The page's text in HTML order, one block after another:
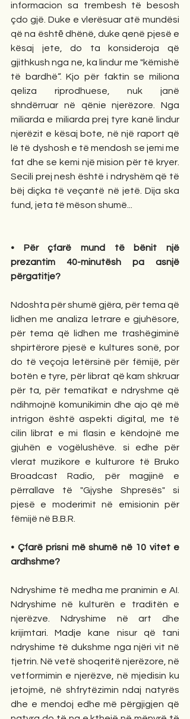
informacion sa trembesh të besosh
çdo gjë. Duke e vlerësuar atë mundësi
që na ështē dhënë, duke qenë pjesë e
kësaj jete, do ta konsideroja që
gjithkush nga ne, ka lindur me "këmishë
të bardhë“. Kjo për faktin se miliona
qeliza riprodhuese, nuk janë
shndërruar në qënie njerëzore. Nga
miliarda e miliarda prej tyre kanë lindur
njerëzit e kësaj bote, në një raport që
lë të dyshosh e të mendosh se jemi me
fat dhe se kemi një mision për të kryer.
Secili prej nesh është i ndryshëm që të
bëj diçka të veçantë në jetë. Dija ska
fund, jeta të mëson shumë...
• Për çfarë mund të bënit një
prezantim 40-minutësh pa asnjë
përgatitje?
Ndoshta për shumë gjëra, për tema që
lidhen me analiza letrare e gjuhësore,
për tema që lidhen me trashëgiminë
shpirtërore pjesë e kultures sonë, por
do të veçoja letërsinë për fëmijë, për
botën e tyre, për librat që kam shkruar
për ta, për tematikat e ndryshme që
ndihmojnë komunikimin dhe ajo që më
intrigon është aspekti digital, me të
cilin librat e mi flasin e këndojnë me
gjuhën e vogëlushëve. si edhe për
vlerat muzikore e kulturore të Bruko
Broadcast Radio, për magjinë e
përrallave të "Gjyshe Shpresës" si
pjesë e moderimit në emisionin për
fëmijë në B.B.R.
• Çfarë prisni më shumë në 10 vitet e
ardhshme?
Ndryshime të medha me pranimin e AI.
Ndryshime në kulturën e traditën e
njerëzve. Ndryshime në art dhe
krijimtari. Madje kane nisur që tani
ndryshime të dukshme nga njëri vit në
tjetrin. Në vetë shoqeritë njerëzore, në
vetformimin e njerëzve, në mjedisin ku
jetojmë, në shfrytëzimin ndaj natyrës
dhe e mendoj edhe më përgjigjen që